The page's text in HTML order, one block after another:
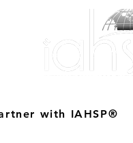
of
with IAHSP®